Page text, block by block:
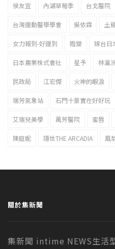
侯友宜 內湖草莓季 台北醫院
台灣運動醫學學會 吳依霖 土
女力報到-好運到 婚變 嫁台日
日本農業株式會社 星予 林瀛
民政局 江宏傑 火神的眼淚
瑞芳氣象站 石門十景實在好好玩
艾瑞兒美學 萬芳醫院 蜜唇
陳庭妮 隱世THE ARCADIA 風
關於集新聞
集新聞 intime NEWS生活